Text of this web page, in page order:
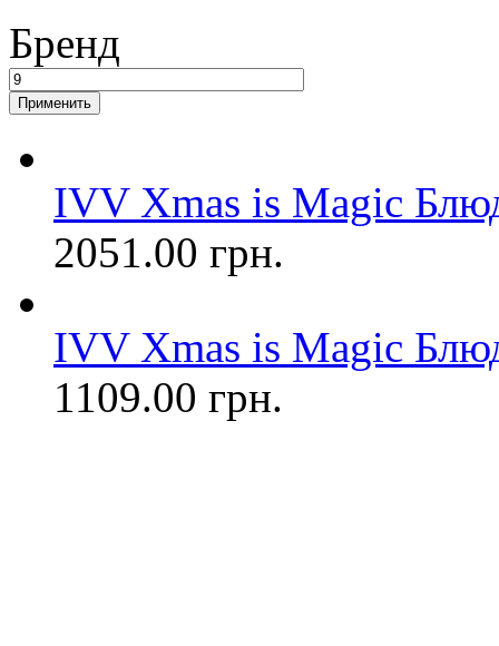
Бренд
IVV Xmas is Magic
2051.00 грн.
IVV Xmas is Magic
1109.00 грн.